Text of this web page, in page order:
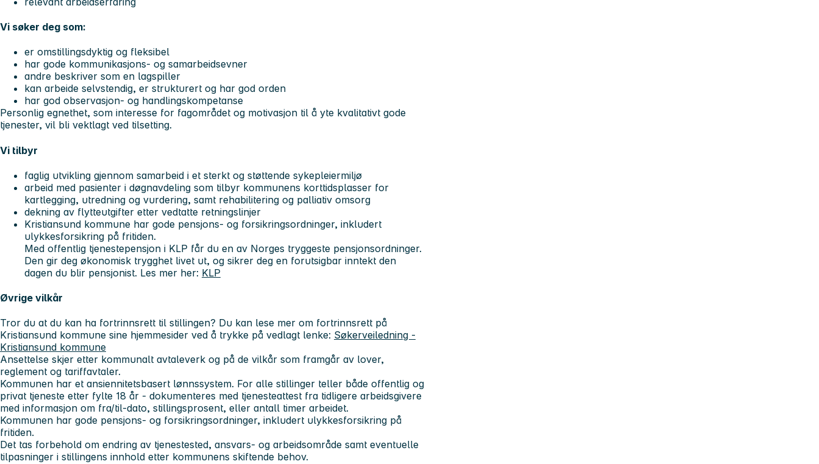
Vi søker deg som:
er omstillingsdyktig og fleksibel
har gode kommunikasjons- og samarbeidsevner
andre beskriver som en lagspiller
kan arbeide selvstendig, er strukturert og har god orden
har god observasjon- og handlingskompetanse
Personlig egnethet, som interesse for fagområdet og motivasjon til å yte kvalitativt gode
tjenester, vil bli vektlagt ved tilsetting.
Vi tilbyr
faglig utvikling gjennom samarbeid i et sterkt og støttende sykepleiermiljø
arbeid med pasienter i døgnavdeling som tilbyr kommunens korttidsplasser for
kartlegging, utredning og vurdering, samt rehabilitering og palliativ omsorg
dekning av flytteutgifter etter vedtatte retningslinjer
Kristiansund kommune har gode pensjons- og forsikringsordninger, inkludert
ulykkesforsikring på fritiden.
Med offentlig tjenestepensjon i KLP får du en av Norges tryggeste pensjonsordninger.
Den gir deg økonomisk trygghet livet ut, og sikrer deg en forutsigbar inntekt den
dagen du blir pensjonist. Les mer her: KLP
Øvrige vilkår
Tror du at du kan ha fortrinnsrett til stillingen? Du kan lese mer om fortrinnsrett på
Kristiansund kommune sine hjemmesider ved å trykke på vedlagt lenke: Søkerveiledning -
Kristiansund kommune
Ansettelse skjer etter kommunalt avtaleverk og på de vilkår som framgår av lover,
reglement og tariffavtaler.
Kommunen har et ansiennitetsbasert lønnssystem. For alle stillinger teller både offentlig og
privat tjeneste etter fylte 18 år - dokumenteres med tjenesteattest fra tidligere arbeidsgivere
med informasjon om fra/til-dato, stillingsprosent, eller antall timer arbeidet.
Kommunen har gode pensjons- og forsikringsordninger, inkludert ulykkesforsikring på
fritiden.
Det tas forbehold om endring av tjenestested, ansvars- og arbeidsområde samt eventuelle
tilpasninger i stillingens innhold etter kommunens skiftende behov.